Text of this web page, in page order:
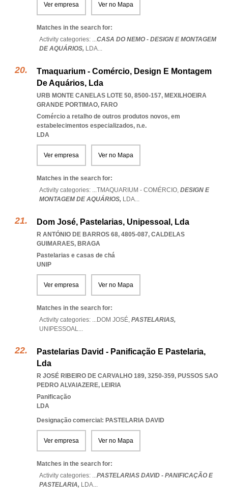
Ver empresa Ver no Mapa
Matches in the search for:
Activity categories: ...CASA DO NEMO - DESIGN E MONTAGEM
DE AQUÁRIOS, LDA...
Tmaquarium - Comércio, Design E Montagem
De Aquários, Lda
URB MONTE CANELAS LOTE 50, 8500-157, MEXILHOEIRA
GRANDE PORTIMAO, FARO
Comércio a retalho de outros produtos novos, em
estabelecimentos especializados, n.e.
LDA
Ver empresa Ver no Mapa
Matches in the search for:
Activity categories: ...TMAQUARIUM - COMÉRCIO, DESIGN E
MONTAGEM DE AQUÁRIOS, LDA...
Dom José, Pastelarias, Unipessoal, Lda
R ANTÓNIO DE BARROS 68, 4805-087, CALDELAS
GUIMARAES, BRAGA
Pastelarias e casas de chá
UNIP
Ver empresa Ver no Mapa
Matches in the search for:
Activity categories: ...DOM JOSÉ, PASTELARIAS,
UNIPESSOAL...
Pastelarias David - Panificação E Pastelaria,
Lda
R JOSÉ RIBEIRO DE CARVALHO 189, 3250-359, PUSSOS SAO
PEDRO ALVAIAZERE, LEIRIA
Panificação
LDA
Designação comercial: PASTELARIA DAVID
Ver empresa Ver no Mapa
Matches in the search for:
Activity categories: ...PASTELARIAS DAVID - PANIFICAÇÃO E
PASTELARIA, LDA...